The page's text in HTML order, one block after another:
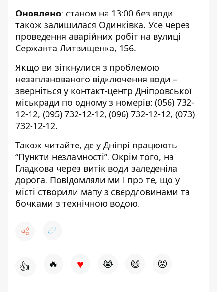
Оновлено: станом на 13:00 без води
також залишилася Одинківка. Усе через
проведення аварійних робіт на вулиці
Сержанта Литвищенка, 156.
Якщо ви зіткнулися з проблемою
незапланованого відключення води –
зверніться у контакт-центр Дніпровської
міськради по одному з номерів: (056) 732-
12-12, (095) 732-12-12, (096) 732-12-12, (073)
732-12-12.
Також читайте, де у Дніпрі працюють
“Пункти незламності”. Окрім того, на
Гладкова через витік води заледеніла
дорога. Повідомляли ми і про те, що у
місті створили мапу з свердловинами та
бочками з технічною водою.
👍 🔥 ♥ 😭 😆 😡